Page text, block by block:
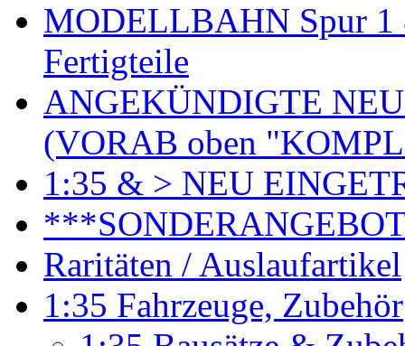
MODELLBAHN Spur 1
Fertigteile
ANGEKÜNDIGTE
(VORAB oben
1:35 & > NEU
Raritäten / Auslaufartikel
1:35 Fahrzeuge, Zubehör